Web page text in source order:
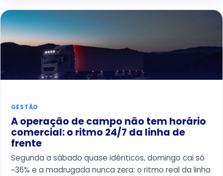
GESTÃO
A operação de campo não tem horário
comercial: o ritmo 24/7 da linha de
frente
Segunda a sábado quase idênticos, domingo cai só
~36% e a madrugada nunca zera: o ritmo real da linha